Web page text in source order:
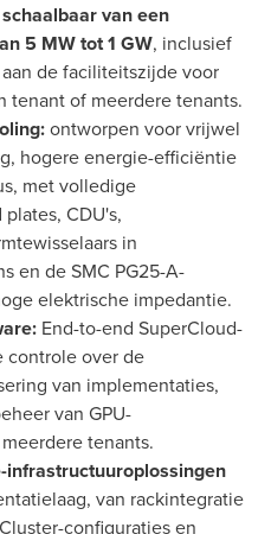
van een
5 MW tot 1 GW, inclusief
de faciliteitszijde voor
tenant of meerdere tenants.
ontworpen voor vrijwel
hogere energie-efficiëntie
met volledige
CDU's,
in
en de SMC PG25-A-
elektrische impedantie.
End-to-end SuperCloud-
controle over de
van implementaties,
van GPU-
tenants.
infrastructuuroplossingen
van rackintegratie
configuraties en